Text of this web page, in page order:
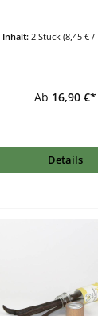
Inhalt: 2 Stück (8,45 € /
Ab 16,90 €*
Details